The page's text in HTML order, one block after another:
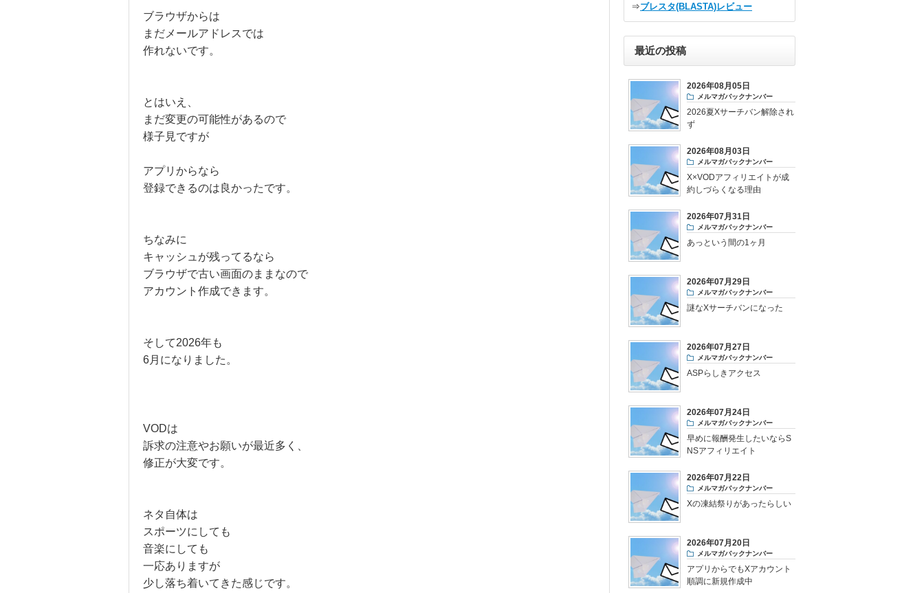
ブラウザからは
まだメールアドレスでは
作れないです。
とはいえ、
まだ変更の可能性があるので
様子見ですが
アプリからなら
登録できるのは良かったです。
ちなみに
キャッシュが残ってるなら
ブラウザで古い画面のままなので
アカウント作成できます。
そして2026年も
6月になりました。
VODは
訴求の注意やお願いが最近多く、
修正が大変です。
ネタ自体は
スポーツにしても
音楽にしても
一応ありますが
少し落ち着いてきた感じです。
⇒ブレスタ(BLASTA)レビュー
最近の投稿
2026年08月05日
メルマガバックナンバー
2026夏Xサーチバン解除され
ず
2026年08月03日
メルマガバックナンバー
X×VODアフィリエイトが成
約しづらくなる理由
2026年07月31日
メルマガバックナンバー
あっという間の1ヶ月
2026年07月29日
メルマガバックナンバー
謎なXサーチバンになった
2026年07月27日
メルマガバックナンバー
ASPらしきアクセス
2026年07月24日
メルマガバックナンバー
早めに報酬発生したいならS
NSアフィリエイト
2026年07月22日
メルマガバックナンバー
Xの凍結祭りがあったらしい
2026年07月20日
メルマガバックナンバー
アプリからでもXアカウント
順調に新規作成中